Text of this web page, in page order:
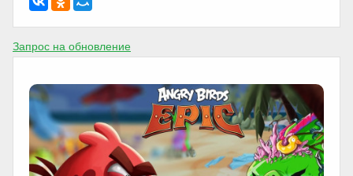
Запрос на обновление